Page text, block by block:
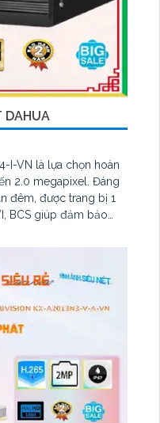
DAHUA
I-VN là lựa chọn hoàn
megapixel. Đáng
đêm, được trang bị 1
BCS giúp đảm bảo